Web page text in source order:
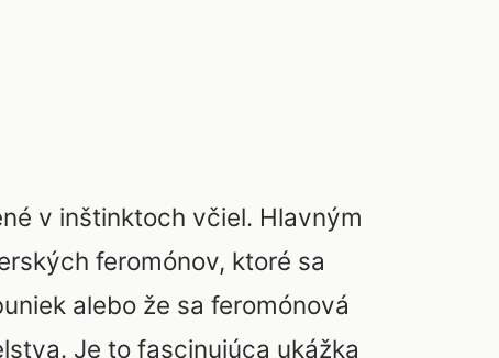
v inštinktoch včiel. Hlavným
feromónov, ktoré sa
alebo že sa feromónová
Je to fascinujúca ukážka